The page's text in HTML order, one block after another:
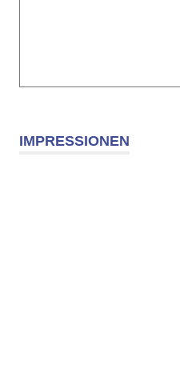
IMPRESSIONEN